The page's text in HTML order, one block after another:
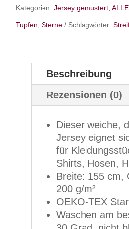
Kategorien:Jersey gemustert, ALLE
Tupfen, Sterne Schlagwörter:
Beschreibung
Rezensionen (0)
Dieser weiche,
Jersey eignet
für
Shirts, Hosen,
Breite: 155 cm,
200 g/m²
OEKO-TEX
Waschen am